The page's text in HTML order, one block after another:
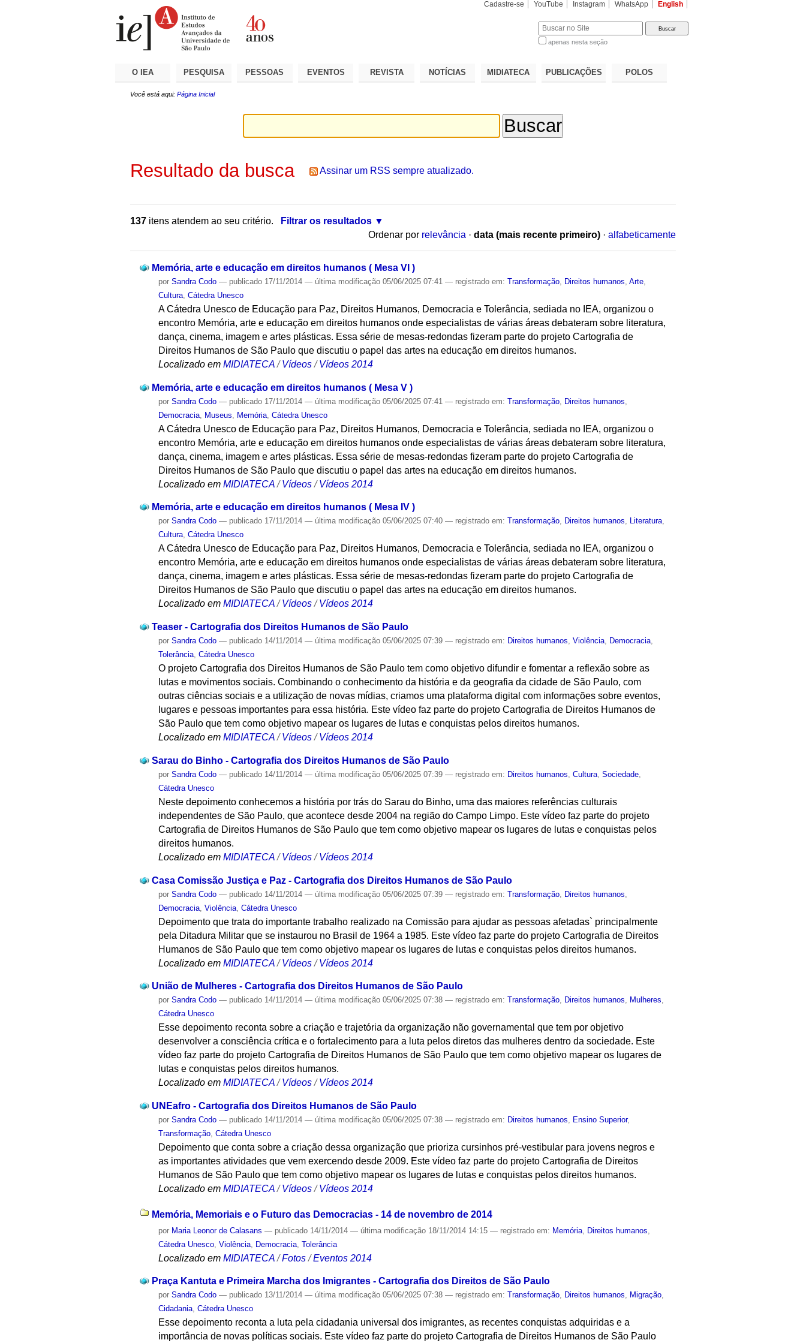
Cadastre-se YouTube Instagram WhatsApp English
apenas nesta seção
O IEA PESQUISA PESSOAS EVENTOS REVISTA NOTÍCIAS MIDIATECA PUBLICAÇÕES POLOS
Você está aqui: Página Inicial
Resultado da busca Assinar um RSS sempre atualizado.
137 itens atendem ao seu critério.
Filtrar os resultados
Ordenar por relevância · data (mais recente primeiro) · alfabeticamente
Memória, arte e educação em direitos humanos ( Mesa VI )
porSandra Codo — publicado 17/11/2014— última modificação 05/06/2025 07:41— registrado em:Transformação Direitos humanos ,Arte
Cultura ,Cátedra Unesco
A Cátedra Unesco de Educação para Paz, Direitos Humanos, Democracia e Tolerância, sediada no IEA, organizou o
encontro Memória, arte e educação em direitos humanos onde especialistas de várias áreas debateram sobre literatura,
dança, cinema, imagem e artes plásticas. Essa série de mesas-redondas fizeram parte do projeto Cartografia de
Direitos Humanos de São Paulo que discutiu o papel das artes na educação em direitos humanos.
Localizado em MIDIATECA /Vídeos /Vídeos 2014
Memória, arte e educação em direitos humanos ( Mesa V )
porSandra Codo — publicado 17/11/2014— última modificação 05/06/2025 07:41— registrado em:Transformação Direitos humanos
Democracia Museus Memória ,Cátedra Unesco
A Cátedra Unesco de Educação para Paz, Direitos Humanos, Democracia e Tolerância, sediada no IEA, organizou o
encontro Memória, arte e educação em direitos humanos onde especialistas de várias áreas debateram sobre literatura,
dança, cinema, imagem e artes plásticas. Essa série de mesas-redondas fizeram parte do projeto Cartografia de
Direitos Humanos de São Paulo que discutiu o papel das artes na educação em direitos humanos.
Localizado em MIDIATECA /Vídeos /Vídeos 2014
Memória, arte e educação em direitos humanos ( Mesa IV )
porSandra Codo — publicado 17/11/2014— última modificação 05/06/2025 07:40— registrado em:Transformação, Direitos humanos, Literatura,
Cultura,Cátedra Unesco
A Cátedra Unesco de Educação para Paz, Direitos Humanos, Democracia e Tolerância, sediada no IEA, organizou o
encontro Memória, arte e educação em direitos humanos onde especialistas de várias áreas debateram sobre literatura,
dança, cinema, imagem e artes plásticas. Essa série de mesas-redondas fizeram parte do projeto Cartografia de
Direitos Humanos de São Paulo que discutiu o papel das artes na educação em direitos humanos.
Localizado em MIDIATECA /Vídeos /Vídeos 2014
Teaser - Cartografia dos Direitos Humanos de São Paulo
porSandra Codo — publicado 14/11/2014— última modificação 05/06/2025 07:39— registrado em: Direitos humanos,Violência, Democracia,
Tolerância,Cátedra Unesco
O projeto Cartografia dos Direitos Humanos de São Paulo tem como objetivo difundir e fomentar a reflexão sobre as
lutas e movimentos sociais. Combinando o conhecimento da história e da geografia da cidade de São Paulo, com
outras ciências sociais e a utilização de novas mídias, criamos uma plataforma digital com informações sobre eventos,
lugares e pessoas importantes para essa história. Este vídeo faz parte do projeto Cartografia de Direitos Humanos de
São Paulo que tem como objetivo mapear os lugares de lutas e conquistas pelos direitos humanos.
Localizado em MIDIATECA /Vídeos /Vídeos 2014
Sarau do Binho - Cartografia dos Direitos Humanos de São Paulo
porSandra Codo — publicado 14/11/2014— última modificação 05/06/2025 07:39— registrado em: Direitos humanos ,Cultura ,Sociedade
Cátedra Unesco
Neste depoimento conhecemos a história por trás do Sarau do Binho, uma das maiores referências culturais
independentes de São Paulo, que acontece desde 2004 na região do Campo Limpo. Este vídeo faz parte do projeto
Cartografia de Direitos Humanos de São Paulo que tem como objetivo mapear os lugares de lutas e conquistas pelos
direitos humanos.
Localizado em MIDIATECA /Vídeos /Vídeos 2014
Casa Comissão Justiça e Paz - Cartografia dos Direitos Humanos de São Paulo
porSandra Codo — publicado 14/11/2014— última modificação 05/06/2025 07:39— registrado em:Transformação Direitos humanos
Democracia ,Violência ,Cátedra Unesco
Depoimento que trata do importante trabalho realizado na Comissão para ajudar as pessoas afetadas` principalmente
pela Ditadura Militar que se instaurou no Brasil de 1964 a 1985. Este vídeo faz parte do projeto Cartografia de Direitos
Humanos de São Paulo que tem como objetivo mapear os lugares de lutas e conquistas pelos direitos humanos.
Localizado em MIDIATECA /Vídeos /Vídeos 2014
União de Mulheres - Cartografia dos Direitos Humanos de São Paulo
porSandra Codo — publicado 14/11/2014— última modificação 05/06/2025 07:38— registrado em:Transformação, Direitos humanos, Mulheres,
Cátedra Unesco
Esse depoimento reconta sobre a criação e trajetória da organização não governamental que tem por objetivo
desenvolver a consciência crítica e o fortalecimento para a luta pelos diretos das mulheres dentro da sociedade. Este
vídeo faz parte do projeto Cartografia de Direitos Humanos de São Paulo que tem como objetivo mapear os lugares de
lutas e conquistas pelos direitos humanos.
Localizado em MIDIATECA /Vídeos /Vídeos 2014
UNEafro - Cartografia dos Direitos Humanos de São Paulo
porSandra Codo — publicado 14/11/2014— última modificação 05/06/2025 07:38— registrado em: Direitos humanos Ensino Superior,
Transformação ,Cátedra Unesco
Depoimento que conta sobre a criação dessa organização que prioriza cursinhos pré-vestibular para jovens negros e
as importantes atividades que vem exercendo desde 2009. Este vídeo faz parte do projeto Cartografia de Direitos
Humanos de São Paulo que tem como objetivo mapear os lugares de lutas e conquistas pelos direitos humanos.
Localizado em MIDIATECA /Vídeos /Vídeos 2014
Memória, Memoriais e o Futuro das Democracias - 14 de novembro de 2014
por Maria Leonor de Calasans — publicado 14/11/2014— última modificação 18/11/2014 14:15— registrado em: Memória Direitos humanos
Cátedra Unesco ,Violência Democracia ,Tolerância
Localizado em MIDIATECA /Fotos /Eventos 2014
Praça Kantuta e Primeira Marcha dos Imigrantes - Cartografia dos Direitos de São Paulo
porSandra Codo — publicado 13/11/2014— última modificação 05/06/2025 07:38— registrado em:Transformação, Direitos humanos, Migração,
Cidadania,Cátedra Unesco
Esse depoimento reconta a luta pela cidadania universal dos imigrantes, as recentes conquistas adquiridas e a
importância de novas políticas sociais. Este vídeo faz parte do projeto Cartografia de Direitos Humanos de São Paulo